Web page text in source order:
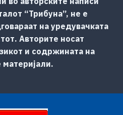
“Трибуна”, не е
на уредувачката
Авторите носат
и содржината на
материјали.